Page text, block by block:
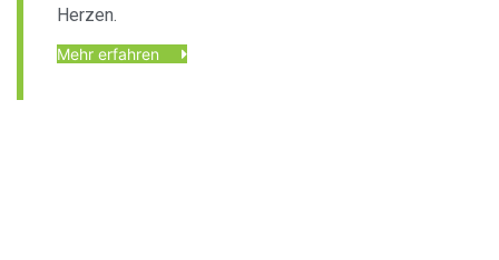
Herzen.
Mehr erfahren